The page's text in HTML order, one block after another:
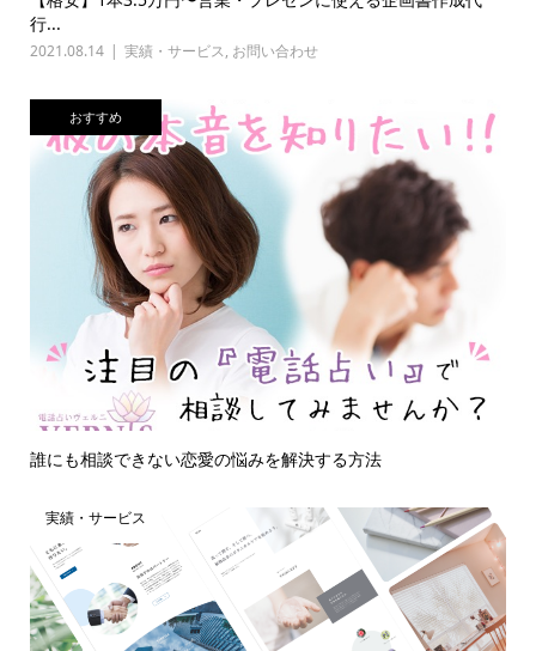
行...
2021.08.14 実績・サービス, お問い合わせ
おすすめ
誰にも相談できない恋愛の悩みを解決する方法
実績・サービス